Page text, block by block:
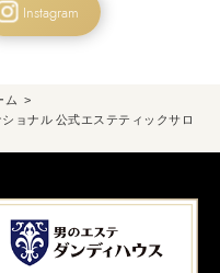
Instagram
ム
ショナル 公式エステティックサロ